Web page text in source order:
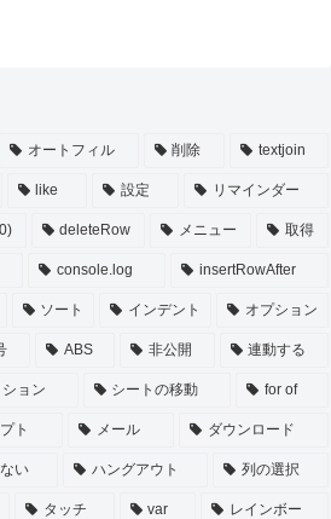
オートフィル 削除 textjoin
like 設定 リマインダー
deleteRow メニュー 取得
console.log insertRowAfter
ソート インデント オプション
ABS 非公開 連動する
ョン シートの移動 for of
ト メール ダウンロード
い ハングアウト 列の選択
タッチ var レインボー